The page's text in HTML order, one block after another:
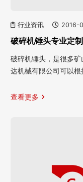
行业资讯 2016-
破碎机锤头专业定
破碎机锤头，是很多
达机械有限公司可以
查看更多